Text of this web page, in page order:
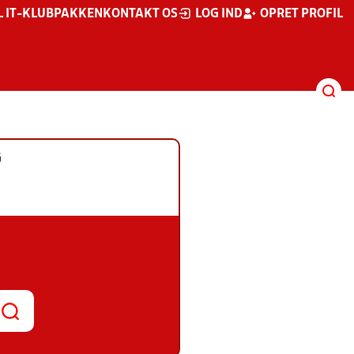
IT-KLUBPAKKEN KONTAKT OS LOG IND OPRET PROFIL